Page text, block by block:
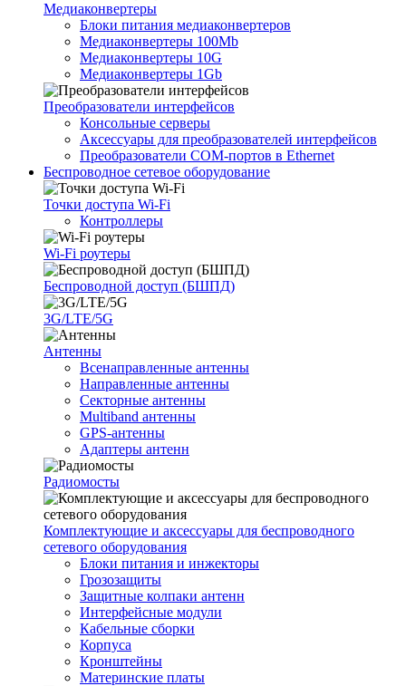
Медиаконвертеры
Блоки питания медиаконвертеров
Медиаконвертеры 100Mb
Медиаконвертеры 10G
Медиаконвертеры 1Gb
Преобразователи интерфейсов
Консольные серверы
Аксессуары для преобразователей интерфейсов
Преобразователи COM-портов в Ethernet
Беспроводное сетевое оборудование
Точки доступа Wi-Fi
Контроллеры
Wi-Fi роутеры
Беспроводной доступ (БШПД)
3G/LTE/5G
Антенны
Всенаправленные антенны
Направленные антенны
Секторные антенны
Multiband антенны
GPS-антенны
Адаптеры антенн
Радиомосты
Комплектующие и аксессуары для беспроводного
сетевого оборудования
Блоки питания и инжекторы
Грозозащиты
Защитные колпаки антенн
Интерфейсные модули
Кабельные сборки
Корпуса
Кронштейны
Материнские платы